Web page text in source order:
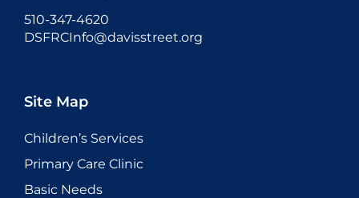
510-347-4620
DSFRCInfo@davisstreet.org
Site Map
Children’s Services
Primary Care Clinic
Basic Needs